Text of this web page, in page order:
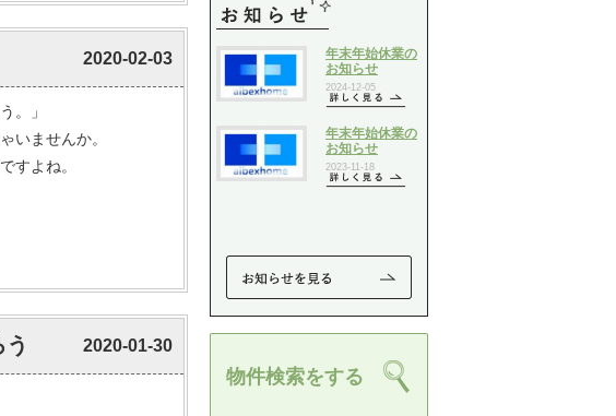
2020-02-03
。」
いませんか。
すよね。
2020-01-30
物件検索をする